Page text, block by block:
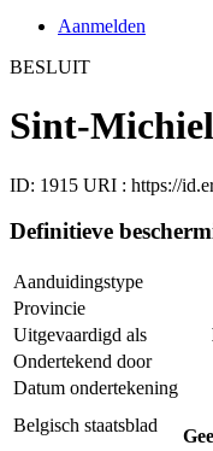
Aanmelden
BESLUIT
Sint-
ID: 1915 URI : https://
Definitieve
Aanduidingstype
Provincie
Uitgevaardigd als
Ondertekend door
Datum ondertekening
Belgisch staatsblad